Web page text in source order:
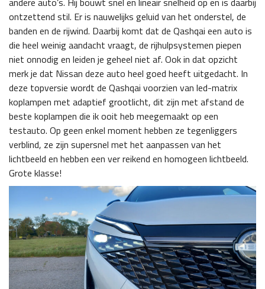
ontzettend stil. Er is nauwelijks geluid van het onderstel, de
banden en de rijwind. Daarbij komt dat de Qashqai een auto is
die heel weinig aandacht vraagt, de rijhulpsystemen piepen
niet onnodig en leiden je geheel niet af. Ook in dat opzicht
merk je dat Nissan deze auto heel goed heeft uitgedacht. In
deze topversie wordt de Qashqai voorzien van led-matrix
koplampen met adaptief grootlicht, dit zijn met afstand de
beste koplampen die ik ooit heb meegemaakt op een
testauto. Op geen enkel moment hebben ze tegenliggers
verblind, ze zijn supersnel met het aanpassen van het
lichtbeeld en hebben een ver reikend en homogeen lichtbeeld.
Grote klasse!